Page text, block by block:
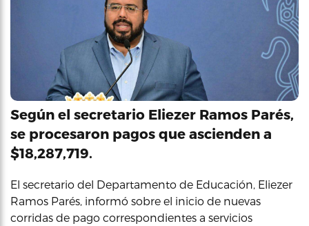
Según el secretario Eliezer Ramos Parés,
se procesaron pagos que ascienden a
$18,287,719.
El secretario del Departamento de Educación, Eliezer
Ramos Parés, informó sobre el inicio de nuevas
corridas de pago correspondientes a servicios